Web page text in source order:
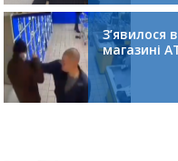
З’явилося
магазині